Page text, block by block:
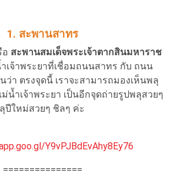
1. สะพานสาทร
อ สะพานสมเด็จพระเจ้าตากสินมหาราช
เจ้าพระยาที่เชื่อมถนนสาทร กับ ถนน
า ตรงจุดนี้ เราจะสามารถมองเห็นพลุ
น้ำเจ้าพระยา เป็นอีกจุดถ่ายรูปพลุสวยๆ
ใหม่สวยๆ ชิลๆ ค่ะ
Y9vPJBdEvAhy8Ey76
===============